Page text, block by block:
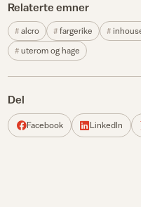
Relaterte emner
alcro fargerike
uterom og hage
Del
Facebook LinkedIn